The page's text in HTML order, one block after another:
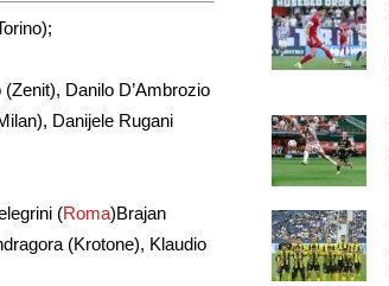
Danilo D’Ambrozio
Danijele Rugani
(Roma)Brajan
(Krotone), Klaudio